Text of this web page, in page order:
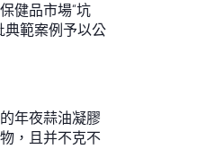
健品市場“坑
典範案例予以公
年夜蒜油凝膠
，且并不克不